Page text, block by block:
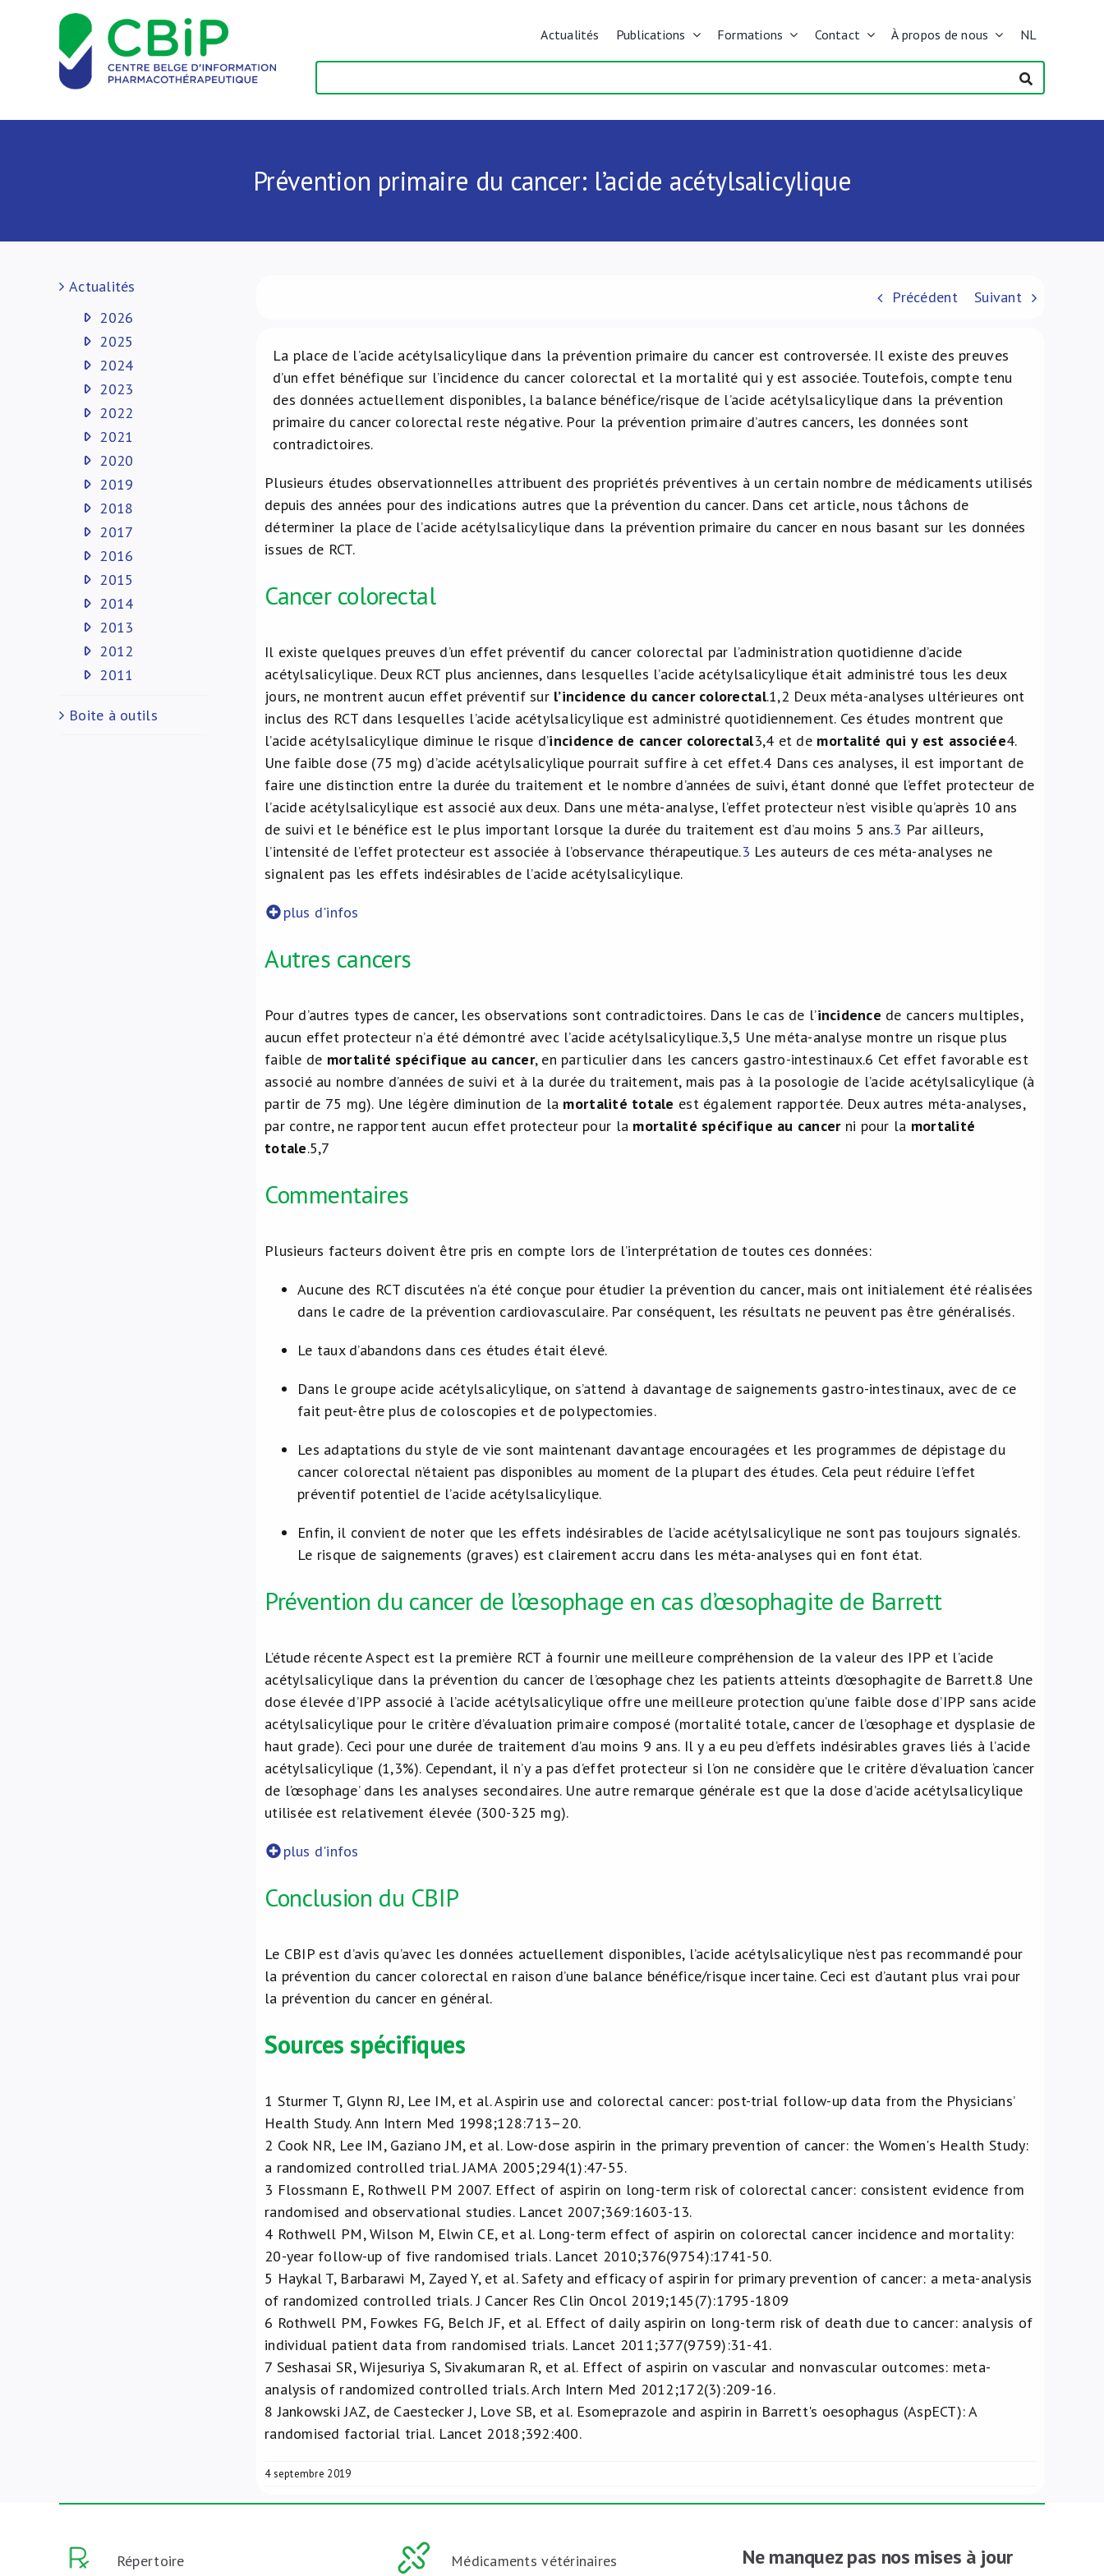
Actualités Publications Formations Contact À propos de nous NL
Prévention primaire du cancer: l’acide acétylsalicylique
Précédent Suivant
La place de l’acide acétylsalicylique dans la prévention primaire du cancer est controversée. Il existe des preuves
d’un effet bénéfique sur l’incidence du cancer colorectal et la mortalité qui y est associée. Toutefois, compte tenu
des données actuellement disponibles, la balance bénéfice/risque de l’acide acétylsalicylique dans la prévention
primaire du cancer colorectal reste négative. Pour la prévention primaire d’autres cancers, les données sont
contradictoires.
Plusieurs études observationnelles attribuent des propriétés préventives à un certain nombre de médicaments utilisés
depuis des années pour des indications autres que la prévention du cancer. Dans cet article, nous tâchons de
déterminer la place de l’acide acétylsalicylique dans la prévention primaire du cancer en nous basant sur les données
issues de RCT.
Cancer colorectal
Il existe quelques preuves d’un effet préventif du cancer colorectal par l’administration quotidienne d’acide
acétylsalicylique. Deux RCT plus anciennes, dans lesquelles l’acide acétylsalicylique était administré tous les deux
jours, ne montrent aucun effet préventif sur l’incidence du cancer colorectal.1,2 Deux méta-analyses ultérieures ont
inclus des RCT dans lesquelles l’acide acétylsalicylique est administré quotidiennement. Ces études montrent que
l’acide acétylsalicylique diminue le risque d’incidence de cancer colorectal3,4 et de mortalité qui y est associée4.
Une faible dose (75 mg) d’acide acétylsalicylique pourrait suffire à cet effet.4 Dans ces analyses, il est important de
faire une distinction entre la durée du traitement et le nombre d’années de suivi, étant donné que l’effet protecteur de
l’acide acétylsalicylique est associé aux deux. Dans une méta-analyse, l’effet protecteur n’est visible qu’après 10 ans
de suivi et le bénéfice est le plus important lorsque la durée du traitement est d’au moins 5 ans.3 Par ailleurs,
l’intensité de l’effet protecteur est associée à l’observance thérapeutique.3 Les auteurs de ces méta-analyses ne
signalent pas les effets indésirables de l’acide acétylsalicylique.
plus d'infos
Autres cancers
Pour d’autres types de cancer, les observations sont contradictoires. Dans le cas de l’incidence de cancers multiples,
aucun effet protecteur n’a été démontré avec l’acide acétylsalicylique.3,5 Une méta-analyse montre un risque plus
faible de mortalité spécifique au cancer, en particulier dans les cancers gastro-intestinaux.6 Cet effet favorable est
associé au nombre d’années de suivi et à la durée du traitement, mais pas à la posologie de l’acide acétylsalicylique (à
partir de 75 mg). Une légère diminution de la mortalité totale est également rapportée. Deux autres méta-analyses,
par contre, ne rapportent aucun effet protecteur pour la mortalité spécifique au cancerni pour la mortalité
totale.5,7
Commentaires
Plusieurs facteurs doivent être pris en compte lors de l’interprétation de toutes ces données:
Aucune des RCT discutées n’a été conçue pour étudier la prévention du cancer, mais ont initialement été réalisées
dans le cadre de la prévention cardiovasculaire. Par conséquent, les résultats ne peuvent pas être généralisés.
Le taux d’abandons dans ces études était élevé.
Dans le groupe acide acétylsalicylique, on s’attend à davantage de saignements gastro-intestinaux, avec de ce
fait peut-être plus de coloscopies et de polypectomies.
Les adaptations du style de vie sont maintenant davantage encouragées et les programmes de dépistage du
cancer colorectal n’étaient pas disponibles au moment de la plupart des études. Cela peut réduire l’effet
préventif potentiel de l’acide acétylsalicylique.
Enfin, il convient de noter que les effets indésirables de l’acide acétylsalicylique ne sont pas toujours signalés.
Le risque de saignements (graves) est clairement accru dans les méta-analyses qui en font état.
Prévention du cancer de l’œsophage en cas d’œsophagite de Barrett
L’étude récente Aspect est la première RCT à fournir une meilleure compréhension de la valeur des IPP et l’acide
acétylsalicylique dans la prévention du cancer de l’œsophage chez les patients atteints d’œsophagite de Barrett.8 Une
dose élevée d’IPP associé à l’acide acétylsalicylique offre une meilleure protection qu’une faible dose d’IPP sans acide
acétylsalicylique pour le critère d’évaluation primaire composé (mortalité totale, cancer de l’œsophage et dysplasie de
haut grade). Ceci pour une durée de traitement d’au moins 9 ans. Il y a eu peu d’effets indésirables graves liés à l’acide
acétylsalicylique (1,3%). Cependant, il n’y a pas d’effet protecteur si l’on ne considère que le critère d’évaluation ‘cancer
de l’œsophage’ dans les analyses secondaires. Une autre remarque générale est que la dose d’acide acétylsalicylique
utilisée est relativement élevée (300-325 mg).
plus d'infos
Conclusion du CBIP
Le CBIP est d’avis qu’avec les données actuellement disponibles, l’acide acétylsalicylique n’est pas recommandé pour
la prévention du cancer colorectal en raison d’une balance bénéfice/risque incertaine. Ceci est d’autant plus vrai pour
la prévention du cancer en général.
Sources spécifiques
1 Sturmer T, Glynn RJ, Lee IM, et al. Aspirin use and colorectal cancer: post-trial follow-up data from the Physicians’
Health Study. Ann Intern Med 1998;128:713–20.
2 Cook NR, Lee IM, Gaziano JM, et al. Low-dose aspirin in the primary prevention of cancer: the Women's Health Study:
a randomized controlled trial. JAMA 2005;294(1):47-55.
3 Flossmann E, Rothwell PM 2007. Effect of aspirin on long-term risk of colorectal cancer: consistent evidence from
randomised and observational studies. Lancet 2007;369:1603-13.
4 Rothwell PM, Wilson M, Elwin CE, et al. Long-term effect of aspirin on colorectal cancer incidence and mortality:
20-year follow-up of five randomised trials. Lancet 2010;376(9754):1741-50.
5 Haykal T, Barbarawi M, Zayed Y, et al. Safety and efficacy of aspirin for primary prevention of cancer: a meta-analysis
of randomized controlled trials. J Cancer Res Clin Oncol 2019;145(7):1795-1809
6 Rothwell PM, Fowkes FG, Belch JF, et al. Effect of daily aspirin on long-term risk of death due to cancer: analysis of
individual patient data from randomised trials. Lancet 2011;377(9759):31-41.
7 Seshasai SR, Wijesuriya S, Sivakumaran R, et al. Effect of aspirin on vascular and nonvascular outcomes: meta-
analysis of randomized controlled trials. Arch Intern Med 2012;172(3):209-16.
8 Jankowski JAZ, de Caestecker J, Love SB, et al. Esomeprazole and aspirin in Barrett's oesophagus (AspECT): A
randomised factorial trial. Lancet 2018;392:400.
4 septembre 2019
Actualités
2026
2025
2024
2023
2022
2021
2020
2019
2018
2017
2016
2015
2014
2013
2012
2011
Boite à outils
Répertoire Médicaments vétérinaires Ne manquez pas nos mises à jour